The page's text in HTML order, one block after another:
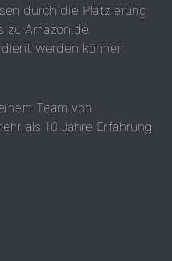
durch die Platzierung
zu Amazon.de
werden können.
Team von
als 10 Jahre Erfahrung